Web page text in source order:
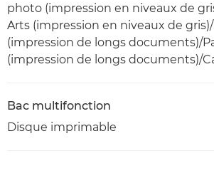
photo (impression en niveaux de
Arts (impression en niveaux de
(impression de longs documents)/
(impression de longs documents)/
Bac multifonction
Disque imprimable